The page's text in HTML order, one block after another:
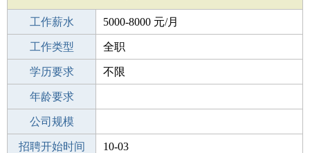
工作薪水 5000-8000 元/月
招聘人数 1人
工作类型 全职
性别要求 -
学历要求 不限
工作经验
年龄要求
工作地点
公司规模
公司电话
招聘开始时间 10-03